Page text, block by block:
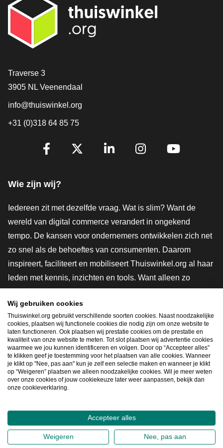
Contact
Traverse 3
3905 NL Veenendaal
info@thuiswinkel.org
+31 (0)318 64 85 75
Volg je ons al?
Wie zijn wij?
Iedereen zit met dezelfde vraag. Wat is slim? Want de
wereld van digital commerce verandert in ongekend
tempo. De kansen voor ondernemers ontwikkelen zich net
zo snel als de behoeftes van consumenten. Daarom
inspireert, faciliteert en mobiliseert Thuiswinkel.org al haar
leden met kennis, inzichten en tools. Want alleen zo
innovatievere toekomst. Dus groei ook mee en maak
shoppen slimmer.
Lid worden
Snel navigeren
2026©Thuiswinkel.org
Privacybeleid Cookieverklaring Sitemap
Wij gebruiken cookies
Thuiswinkel.org gebruikt verschillende soorten cookies. Naast noodzakelijke
cookies, plaatsen wij functionele cookies die nodig zijn om onze website te
laten functioneren. Ook plaatsen wij prestatie cookies om de prestatie en
kwaliteit van onze website te meten. Tot slot plaatsen wij advertentie cookies
waarmee we jou kunnen identificeren en volgen. Door op “Accepteer alles”
te klikken geef je toestemming voor het plaatsen van alle cookies. Wanneer
je klikt op "Nee, pas aan" kun je zelf een selectie maken en wanneer je klikt
op “Weigeren” plaatsen we alleen noodzakelijke cookies. Wil je meer weten
over onze cookies of jouw cookiekeuze later weer aanpassen, bekijk dan
onze cookieverklaring.
Accepteer alles
Weigeren Nee, pas aan